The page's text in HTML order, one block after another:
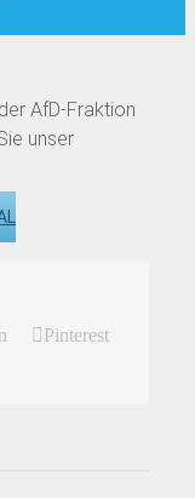
AfD-Fraktion
unser
Pinterest